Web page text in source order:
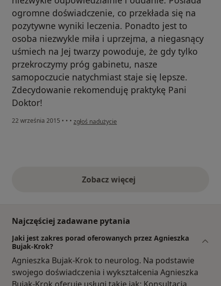
ogromne doświadczenie, co przekłada się na
pozytywne wyniki leczenia. Ponadto jest to
osoba niezwykle miła i uprzejma, a niegasnący
uśmiech na Jej twarzy powoduje, że gdy tylko
przekroczymy próg gabinetu, nasze
samopoczucie natychmiast staje się lepsze.
Zdecydowanie rekomenduję praktykę Pani
Doktor!
22 września 2015 • • • w opinii użytkownika Konto zostało usunięte
zgłoś nadużycie
Zobacz więcejopinie powyżej
Najczęściej zadawane pytania
Jaki jest zakres porad oferowanych przez Agnieszka
Bujak-Krok?
Agnieszka Bujak-Krok to neurolog. Na podstawie
swojego doświadczenia i wykształcenia Agnieszka